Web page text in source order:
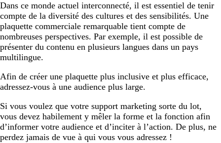
Dans ce monde actuel interconnecté, il est essentiel de tenir
compte de la diversité des cultures et des sensibilités. Une
plaquette commerciale remarquable tient compte de
nombreuses perspectives. Par exemple, il est possible de
présenter du contenu en plusieurs langues dans un pays
multilingue.
Afin de créer une plaquette plus inclusive et plus efficace,
adressez-vous à une audience plus large.
Si vous voulez que votre support marketing sorte du lot,
vous devez habilement y mêler la forme et la fonction afin
d’informer votre audience et d’inciter à l’action. De plus, ne
perdez jamais de vue à qui vous vous adressez !